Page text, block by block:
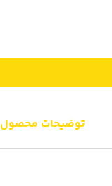
توضیحات محصول